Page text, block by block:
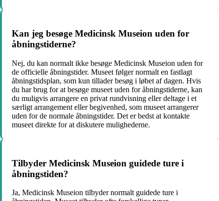
Kan jeg besøge Medicinsk Museion uden for
åbningstiderne?
Nej, du kan normalt ikke besøge Medicinsk Museion uden for
de officielle åbningstider. Museet følger normalt en fastlagt
åbningstidsplan, som kun tillader besøg i løbet af dagen. Hvis
du har brug for at besøge museet uden for åbningstiderne, kan
du muligvis arrangere en privat rundvisning eller deltage i et
særligt arrangement eller begivenhed, som museet arrangerer
uden for de normale åbningstider. Det er bedst at kontakte
museet direkte for at diskutere mulighederne.
Tilbyder Medicinsk Museion guidede ture i
åbningstiden?
Ja, Medicinsk Museion tilbyder normalt guidede ture i